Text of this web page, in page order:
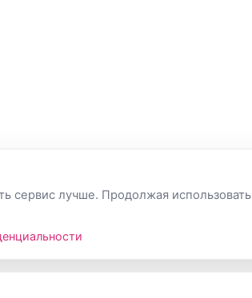
сервис лучше. Продолжая использовать